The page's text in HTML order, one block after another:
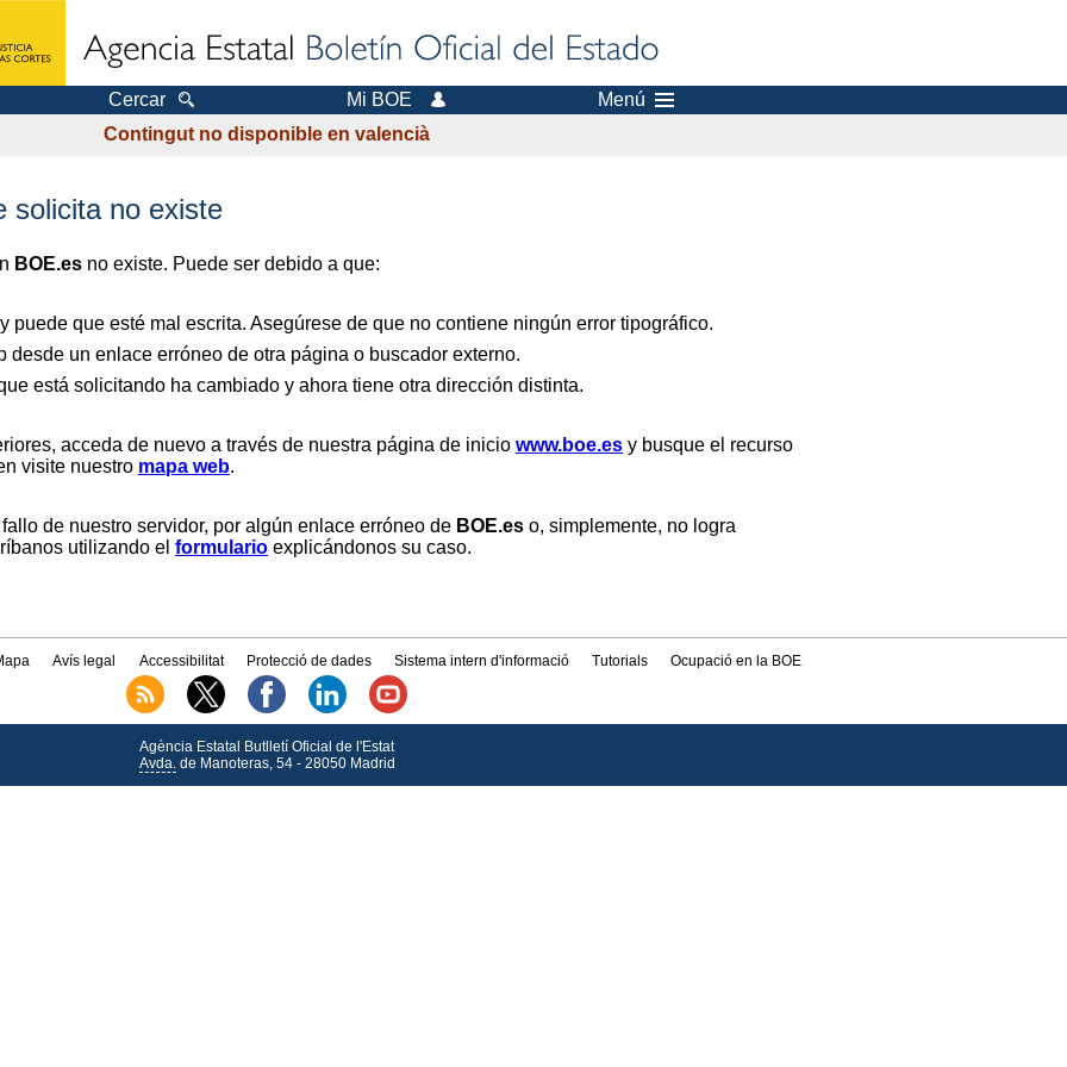
Cercar Mi BOE
Menú
Contingut no disponible en valencià
solicita no existe
BOE.es no existe. Puede ser debido a que:
puede que esté mal escrita. Asegúrese de que no contiene ningún error tipográfico.
desde un enlace erróneo de otra página o buscador externo.
está solicitando ha cambiado y ahora tiene otra dirección distinta.
acceda de nuevo a través de nuestra página de inicio www.boe.es y busque el recurso
visite nuestro mapa web.
de nuestro servidor, por algún enlace erróneo de BOE.es o, simplemente, no logra
utilizando el formulario explicándonos su caso.
Avís legal Accessibilitat Protecció de dades Sistema intern d'informació Tutorials Ocupació en la BOE
Agència Estatal Butlletí Oficial de l'Estat
Avda.de Manoteras, 54 - 28050 Madrid